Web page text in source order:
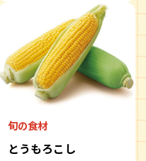
旬の食材
とうもろこし